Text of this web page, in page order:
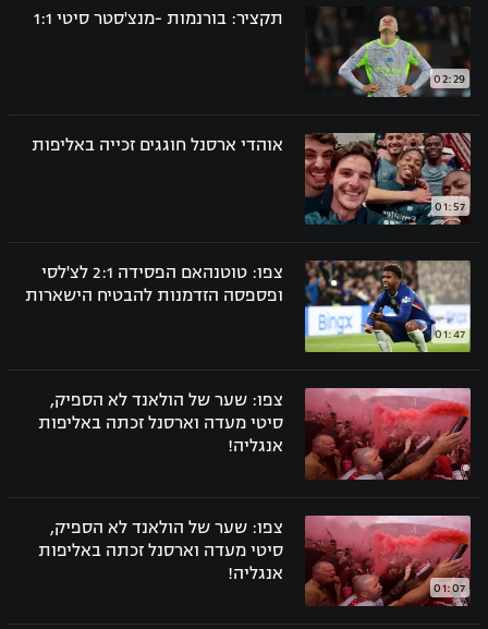
תקנון פעילות ספורט 1
רשיון להקרנה פומבית לבית עסק
הצטרפות לחבילת הערוצים
לוח דרושים – ג'ובנט
המגזין
02:29
תקציר: בורנמות -מנצ'סטר סיטי 1:1
01:57
אוהדי ארסנל חוגגים זכייה באליפות
01:47
צפו: טוטנהאם הפסידה 2:1 לצ'לסי
ופספסה הזדמנות להבטיח הישארות
צפו: שער של הולאנד לא הספיק,
סיטי מעדה וארסנל זכתה באליפות
אנגליה!
01:07
צפו: שער של הולאנד לא הספיק,
סיטי מעדה וארסנל זכתה באליפות
אנגליה!